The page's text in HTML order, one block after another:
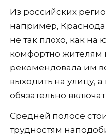
Из российских
например,
не так плохо, как на
комфортно жителям
рекомендовала им
выходить на улицу,
обязательно
Средней полосе
трудностям